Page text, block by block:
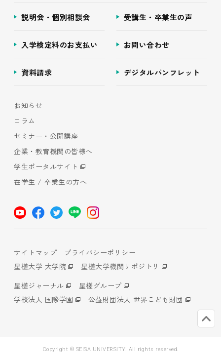
説明会・個別相談会 受講生・卒業生の声
入学検定料のお支払い お問い合わせ
資料請求 デジタルパンフレット
お知らせ
コラム
セミナー・公開講座
企業・教育機関の皆様へ
学生ポータルサイト
在学生 / 卒業生の方へ
サイトマップ
プライバシーポリシー
星槎大学 大学院
星槎大学機関リポジトリ
星槎ジャーナル
星槎グループ
学校法人 国際学園
公益財団法人 世界こども財団
Copyright © SEISA UNIVERSITY. All rights reserved.